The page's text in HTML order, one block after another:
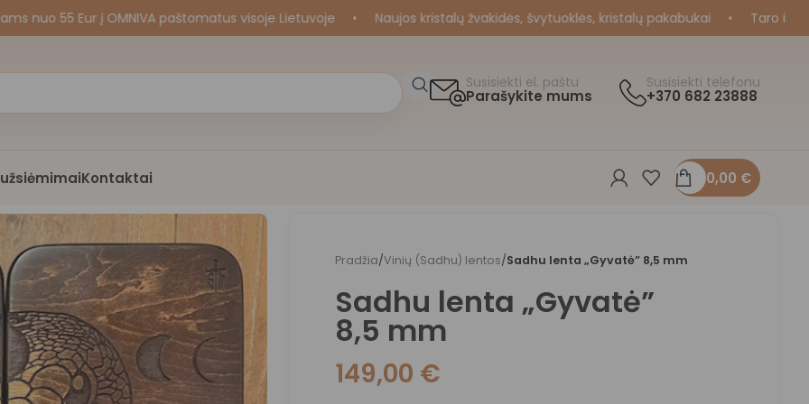
55 Eur į OMNIVA paštomatus visoje Lietuvoje • Naujos kristalų žvakidės, švytuoklės, kristalų pakabukai • Taro ir
Susisiekti el. paštu
Parašykite mums
Susisiekti telefonu
+370 682 23888
Kontaktai 0,00 €
Pradžia/Vinių (Sadhu) lentos/Sadhu lenta „Gyvatė” 8,5 mm
Sadhu lenta „Gyvatė”
8,5 mm
149,00 €